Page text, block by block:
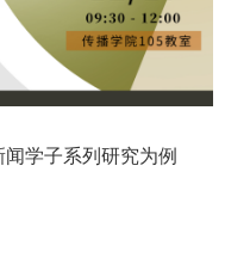
学子系列研究为例